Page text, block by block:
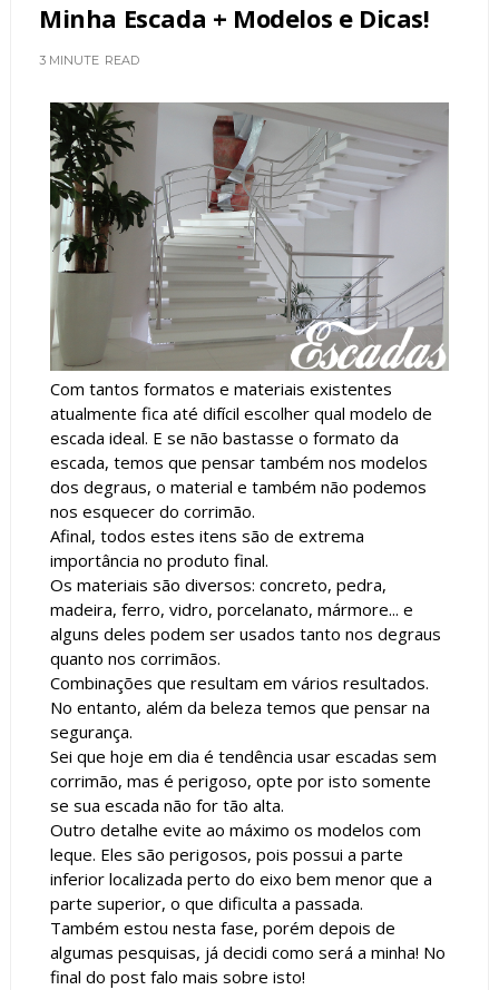
Minha Escada + Modelos e Dicas!
3 MINUTE READ
Com tantos formatos e materiais existentes
atualmente fica até difícil escolher qual modelo de
escada ideal. E se não bastasse o formato da
escada, temos que pensar também nos modelos
dos degraus, o material e também não podemos
nos esquecer do corrimão.
Afinal, todos estes itens são de extrema
importância no produto final.
Os materiais são diversos: concreto, pedra,
madeira, ferro, vidro, porcelanato, mármore... e
alguns deles podem ser usados tanto nos degraus
quanto nos corrimãos.
Combinações que resultam em vários resultados.
No entanto, além da beleza temos que pensar na
segurança.
Sei que hoje em dia é tendência usar escadas sem
corrimão, mas é perigoso, opte por isto somente
se sua escada não for tão alta.
Outro detalhe evite ao máximo os modelos com
leque. Eles são perigosos, pois possui a parte
inferior localizada perto do eixo bem menor que a
parte superior, o que dificulta a passada.
Também estou nesta fase, porém depois de
algumas pesquisas, já decidi como será a minha! No
final do post falo mais sobre isto!